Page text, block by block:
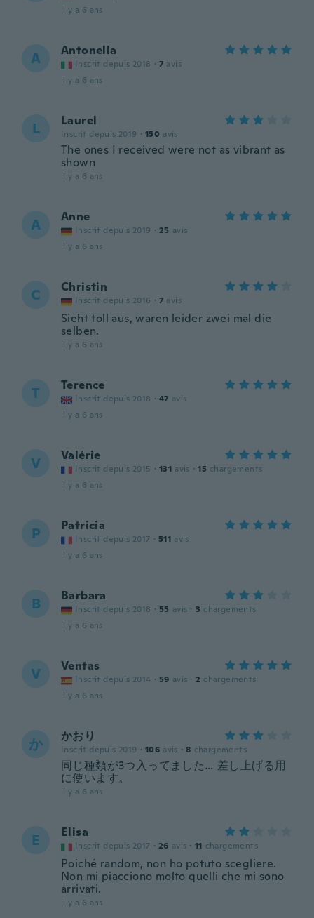
il y a 6 ans
A Antonella
Inscrit depuis 2018 · 7 avis
il y a 6 ans
L Laurel
Inscrit depuis 2019 · 150 avis
The ones I received were not as vibrant as
shown
il y a 6 ans
A Anne
Inscrit depuis 2019 · 25 avis
il y a 6 ans
C Christin
Inscrit depuis 2016 · 7 avis
Sieht toll aus, waren leider zwei mal die
selben.
il y a 6 ans
T Terence
Inscrit depuis 2018 · 47 avis
il y a 6 ans
V Valérie
Inscrit depuis 2015 · 131 avis · 15 chargements
il y a 6 ans
P Patricia
Inscrit depuis 2017 · 511 avis
il y a 6 ans
B Barbara
Inscrit depuis 2018 · 55 avis · 3 chargements
il y a 6 ans
V Ventas
Inscrit depuis 2014 · 59 avis · 2 chargements
il y a 6 ans
か かおり
Inscrit depuis 2019 · 106 avis · 8 chargements
同じ種類が3つ入ってました… 差し上げる用
に使います。
il y a 6 ans
E Elisa
Inscrit depuis 2017 · 26 avis · 11 chargements
Poiché random, non ho potuto scegliere.
Non mi piacciono molto quelli che mi sono
arrivati.
il y a 6 ans